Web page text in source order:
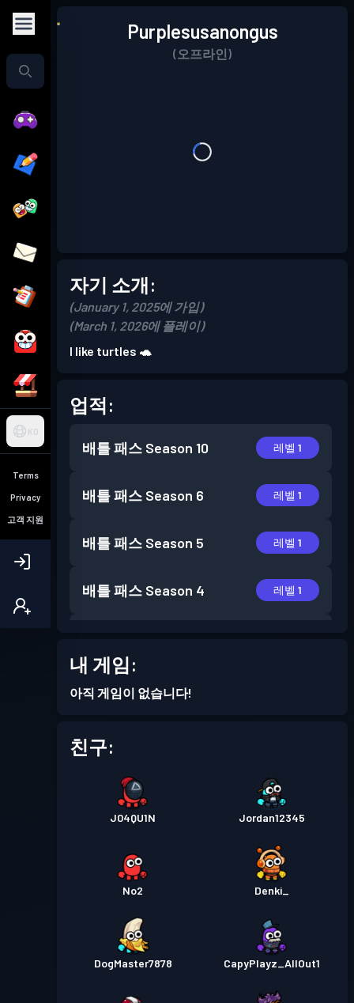
KO
Terms
Privacy
고객 지원
Purplesusanongus
(오프라인)
자기 소개:
(January 1, 2025에 가입)
(March 1, 2026에 플레이)
I like turtles 🐢
업적:
배틀 패스 Season 10 레벨 1
배틀 패스 Season 6 레벨 1
배틀 패스 Season 5 레벨 1
배틀 패스 Season 4 레벨 1
배틀 패스 Season 2
내 게임:
아직 게임이 없습니다!
친구:
J04QU1N Jordan12345
No2 Denki_
DogMaster7878 CapyPlayz_AllOut1